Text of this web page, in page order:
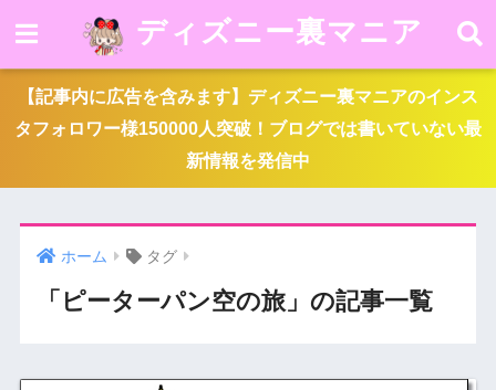
ディズニー裏マニア
【記事内に広告を含みます】ディズニー裏マニアのインス
タフォロワー様150000人突破！ブログでは書いていない最
新情報を発信中
ホーム タグ
「ピーターパン空の旅」の記事一覧